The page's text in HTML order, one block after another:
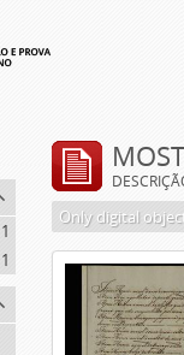
1
1
Only digital